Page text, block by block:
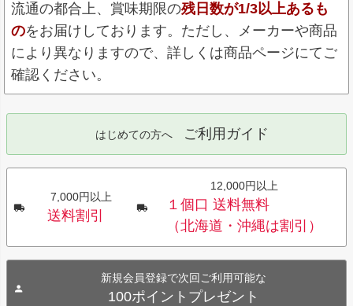
流通の都合上、賞味期限の残日数が1/3以上あるも
のをお届けしております。ただし、メーカーや商品
により異なりますので、詳しくは商品ページにてご
確認ください。
はじめての方へ ご利用ガイド
7,000円以上
送料割引
12,000円以上
１個口 送料無料
（北海道・沖縄は割引）
新規会員登録で次回ご利用可能な
100ポイントプレゼント